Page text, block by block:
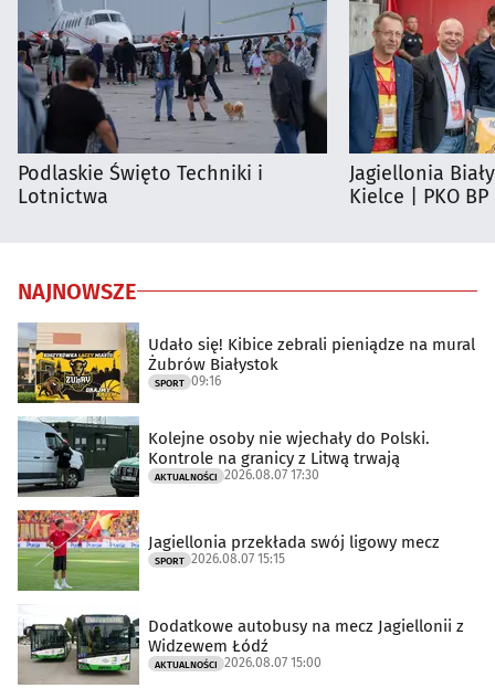
Podlaskie Święto Techniki i
Lotnictwa
Jagiellonia
Kielce | PKO
NAJNOWSZE
Udało się! Kibice zebrali pieniądze na mural
Żubrów Białystok
SPORT 09:16
Kolejne osoby nie wjechały do Polski.
Kontrole na granicy z Litwą trwają
AKTUALNOŚCI 2026.08.07 17:30
Jagiellonia przekłada swój ligowy mecz
SPORT 2026.08.07 15:15
Dodatkowe autobusy na mecz Jagiellonii z
Widzewem Łódź
AKTUALNOŚCI 2026.08.07 15:00